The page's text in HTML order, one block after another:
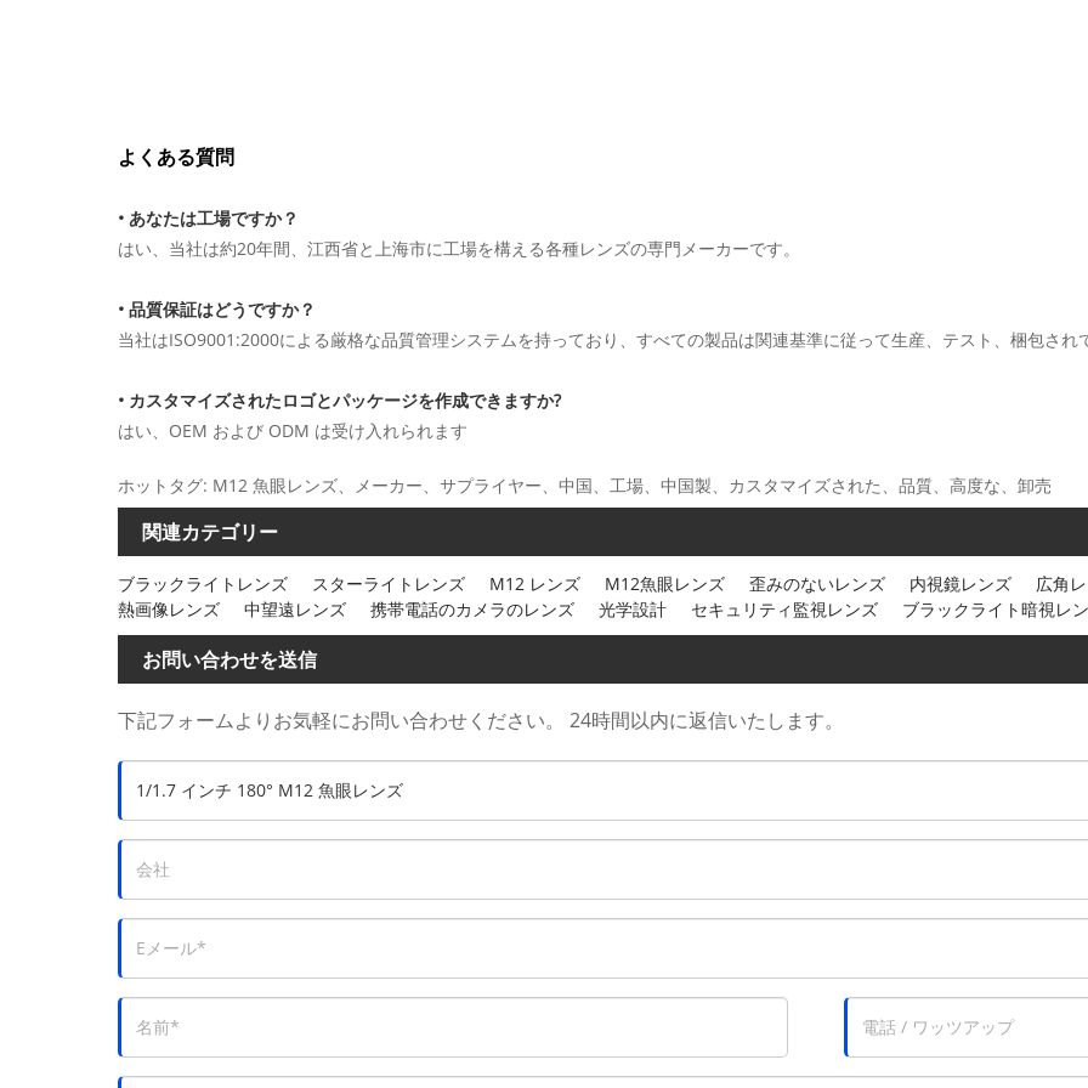
よくある質問
• あなたは工場ですか？
はい、当社は約20年間、江西省と上海市に工場を構える各種レンズの専門メーカーです。
• 品質保証はどうですか？
当社はISO9001:2000による厳格な品質管理システムを持っており、すべての製品は関連基準に従って生産、テスト、梱包され
• カスタマイズされたロゴとパッケージを作成できますか?
はい、OEM および ODM は受け入れられます
ホットタグ: M12 魚眼レンズ、メーカー、サプライヤー、中国、工場、中国製、カスタマイズされた、品質、高度な、卸売
関連カテゴリー
ブラックライトレンズ スターライトレンズ M12 レンズ M12魚眼レンズ 歪みのないレンズ 内視鏡レンズ 広角
熱画像レンズ
中望遠レンズ 携帯電話のカメラのレンズ 光学設計 セキュリティ監視レンズ ブラックライト暗視レ
お問い合わせを送信
下記フォームよりお気軽にお問い合わせください。 24時間以内に返信いたします。